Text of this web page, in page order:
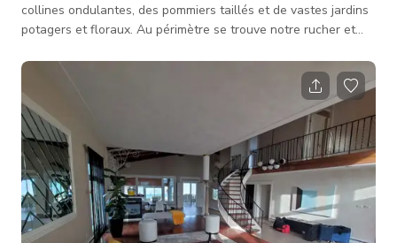
collines ondulantes, des pommiers taillés et de vastes jardins
potagers et floraux. Au périmètre se trouve notre rucher et
première chose que vous remarquerez sont les rangées de
pins avec la maison entourée de magnifiques jardins vivaces
colorés. À l'intérieur, le salon et la salle à manger du rez-de-
chaussée sont modernisés dans un style rustique moderne,
ave